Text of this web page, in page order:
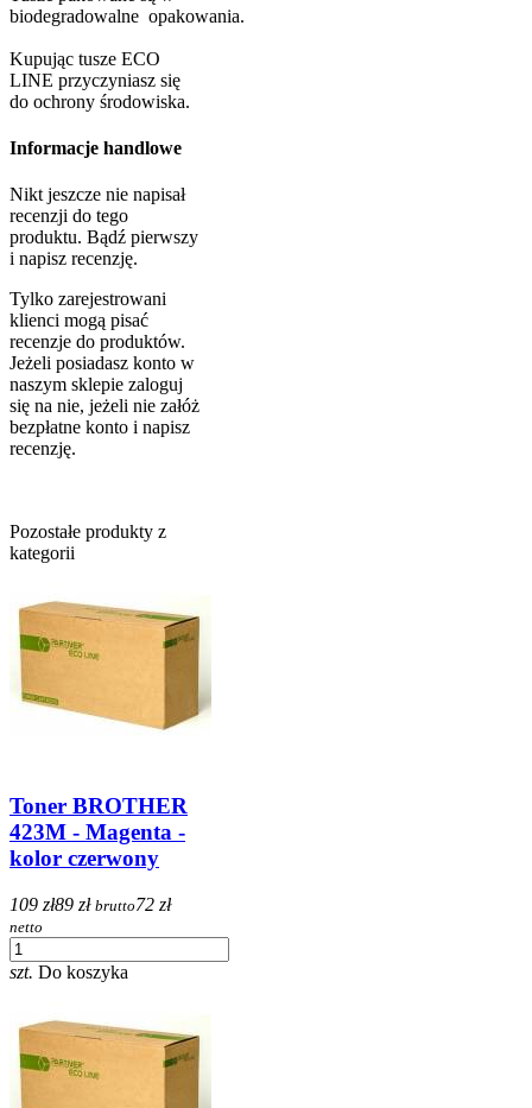
biodegradowalne opakowania.
Kupując tusze ECO
LINE przyczyniasz się
do ochrony środowiska.
Informacje handlowe
Nikt jeszcze nie napisał
recenzji do tego
produktu. Bądź pierwszy
i napisz recenzję.
Tylko zarejestrowani
klienci mogą pisać
recenzje do produktów.
Jeżeli posiadasz konto w
naszym sklepie zaloguj
się na nie, jeżeli nie załóż
bezpłatne konto i napisz
recenzję.
Pozostałe produkty z
kategorii
Toner BROTHER
423M - Magenta -
kolor czerwony
109 zł89 zł brutto72 zł
netto
szt. Do koszyka